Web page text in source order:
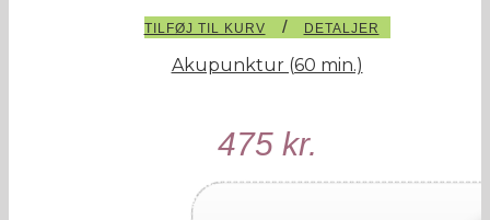
TILFØJ TIL KURV / DETALJER
Akupunktur (60 min.)
475 kr.